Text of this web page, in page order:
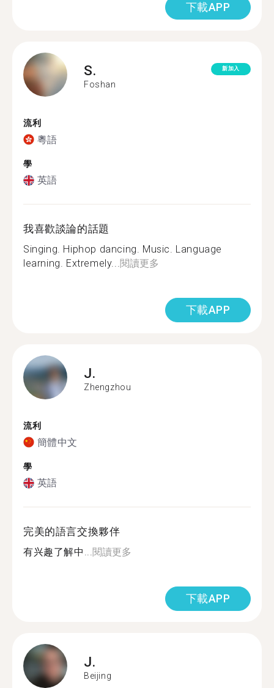
下載APP
S.
Foshan
新加入
流利
粵語
學
英語
我喜歡談論的話題
Singing. Hiphop dancing. Music. Language
learning. Extremely...閱讀更多
下載APP
J.
Zhengzhou
流利
簡體中文
學
英語
完美的語言交換夥伴
有兴趣了解中...閱讀更多
下載APP
J.
Beijing